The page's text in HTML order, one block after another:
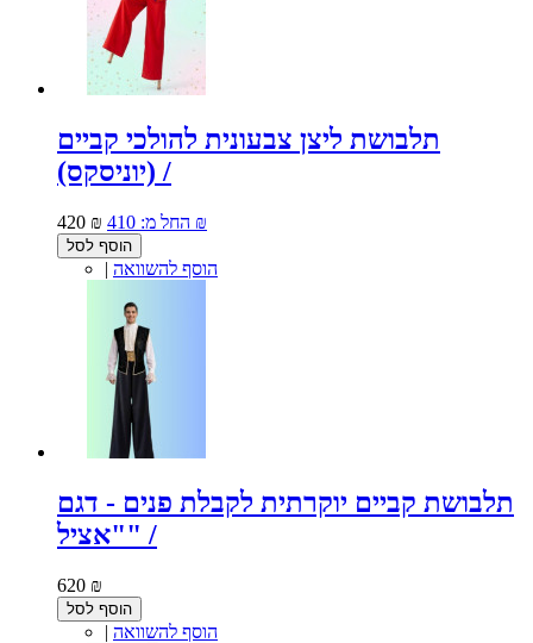
תלבושת ליצן צבעונית להולכי קביים
(יוניסקס) /
420 ₪ החל מ: 410 ₪
הוסף לסל
| הוסף להשוואה
תלבושת קביים יוקרתית לקבלת פנים - דגם
"אציל" /
620 ₪
הוסף לסל
| הוסף להשוואה